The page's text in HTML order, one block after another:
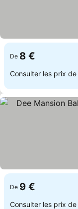
De 8 €
Consulter les prix de
De 9 €
Consulter les prix de